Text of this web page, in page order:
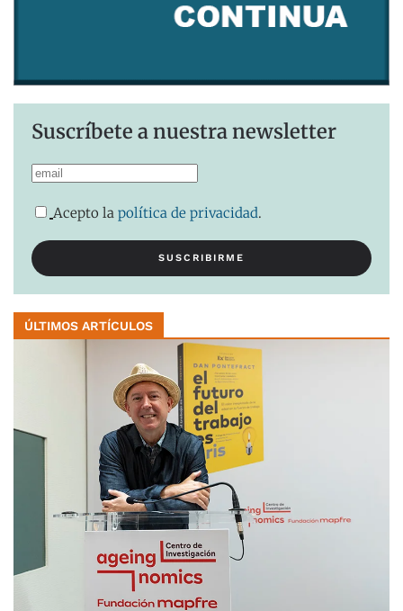
Suscríbete a nuestra newsletter
Acepto la política de privacidad.
ÚLTIMOS ARTÍCULOS